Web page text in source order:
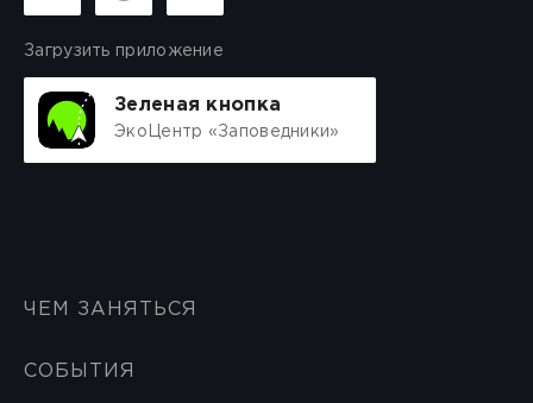
Загрузить приложение
Зеленая кнопка
ЭкоЦентр «Заповедники»
ЧЕМ ЗАНЯТЬСЯ
СОБЫТИЯ